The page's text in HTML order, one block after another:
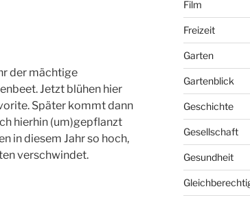
der mächtige
Jetzt blühen hier
Später kommt dann
hierhin (um)gepflanzt
in diesem Jahr so hoch,
verschwindet.
Film
Freizeit
Garten
Gartenblick
Geschichte
Gesellschaft
Gesundheit